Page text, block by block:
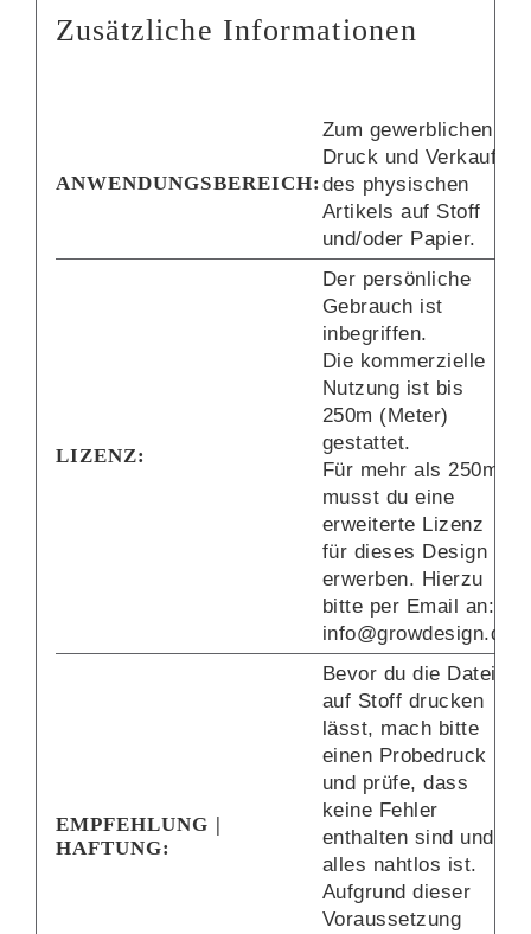
Zusätzliche Informationen
ANWENDUNGSBEREICH:
Zum gewerblichen
Druck und Verkauf
des physischen
Artikels auf Stoff
und/oder Papier.
LIZENZ:
Der persönliche
Gebrauch ist
inbegriffen.
Die kommerzielle
Nutzung ist bis
250m (Meter)
gestattet.
Für mehr als 250m
musst du eine
erweiterte Lizenz
für dieses Design
erwerben. Hierzu
bitte per Email an:
info@growdesign.de
EMPFEHLUNG |
HAFTUNG:
Bevor du die Datei
auf Stoff drucken
lässt, mach bitte
einen Probedruck
und prüfe, dass
keine Fehler
enthalten sind und
alles nahtlos ist.
Aufgrund dieser
Voraussetzung